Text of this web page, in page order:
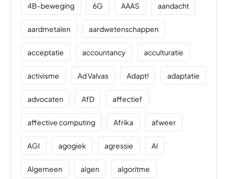
4B-beweging 6G AAAS aandacht
aardmetalen aardwetenschappen
acceptatie accountancy acculturatie
activisme Ad Valvas Adapt! adaptatie
advocaten AfD affectief
affective computing Afrika afweer
AGI agogiek agressie AI
Algemeen algen algoritme